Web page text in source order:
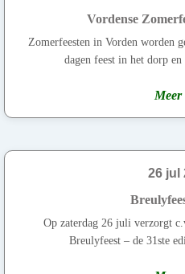
Vordense
Zomerfeesten in Vorden worden
dagen feest in het dorp en
26 jul
Op zaterdag 26 juli verzorgt
Breulyfeest – de 31ste